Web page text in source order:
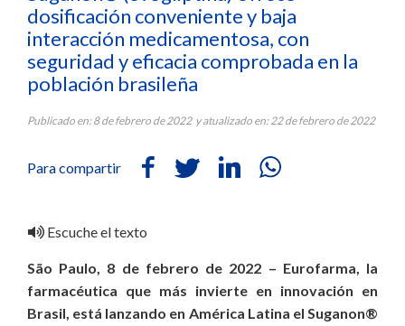
dosificación conveniente y baja
interacción medicamentosa, con
seguridad y eficacia comprobada en la
población brasileña
Publicado en: 8 de febrero de 2022 y atualizado en: 22 de febrero de 2022
Para compartir
Escuche el texto
São Paulo, 8 de febrero de 2022 – Eurofarma, la
farmacéutica que más invierte en innovación en
Brasil, está lanzando en América Latina el Suganon®